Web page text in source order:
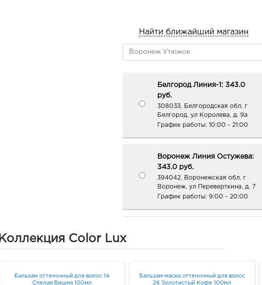
Найти ближайший магазин
Белгород Линия-1: 343.0
руб.
308033, Белгородская обл, г
Белгород, ул Королева, д. 9а
График работы: 10:00 - 21:00
Воронеж Линия Остужева:
343.0 руб.
394042, Воронежская обл, г
Воронеж, ул Переверткина, д. 7
График работы: 9:00 - 20:00
394088, Воронежская обл, г
График работы:9:00 - 20:00
Коллекция Color Lux
Бальзам оттеночный для волос 14
Спелая Вишня 100мл
Бальзам-маска оттеночный для волос
26 Золотистый Кофе 100мл